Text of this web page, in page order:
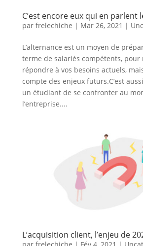
C’est encore eux qui en parlent
par frelechiche | Mar 26, 2021 |
L’alternance est un moyen de
terme de salariés compétents, pour
répondre à vos besoins actuels,
compte des enjeux futurs.C’est
un étudiant de se confronter au
l’entreprise....
L’acquisition client, l’enjeu de